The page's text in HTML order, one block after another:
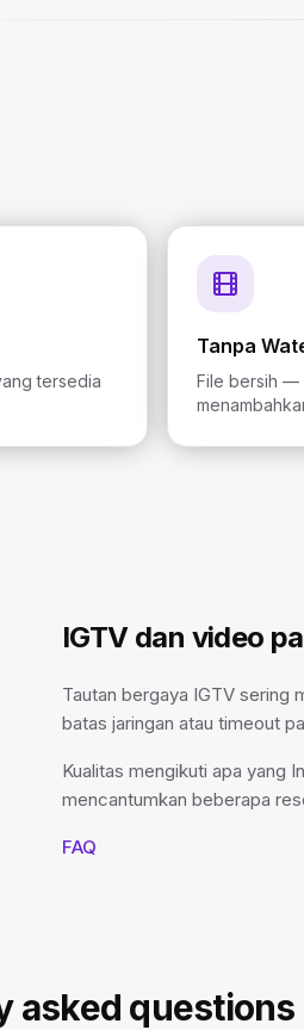
tersedia
Tanpa
File bersih —
IGTV dan video
Tautan bergaya IGTV sering
batas jaringan atau timeout
Kualitas mengikuti apa yang
mencantumkan beberapa
FAQ
asked questions